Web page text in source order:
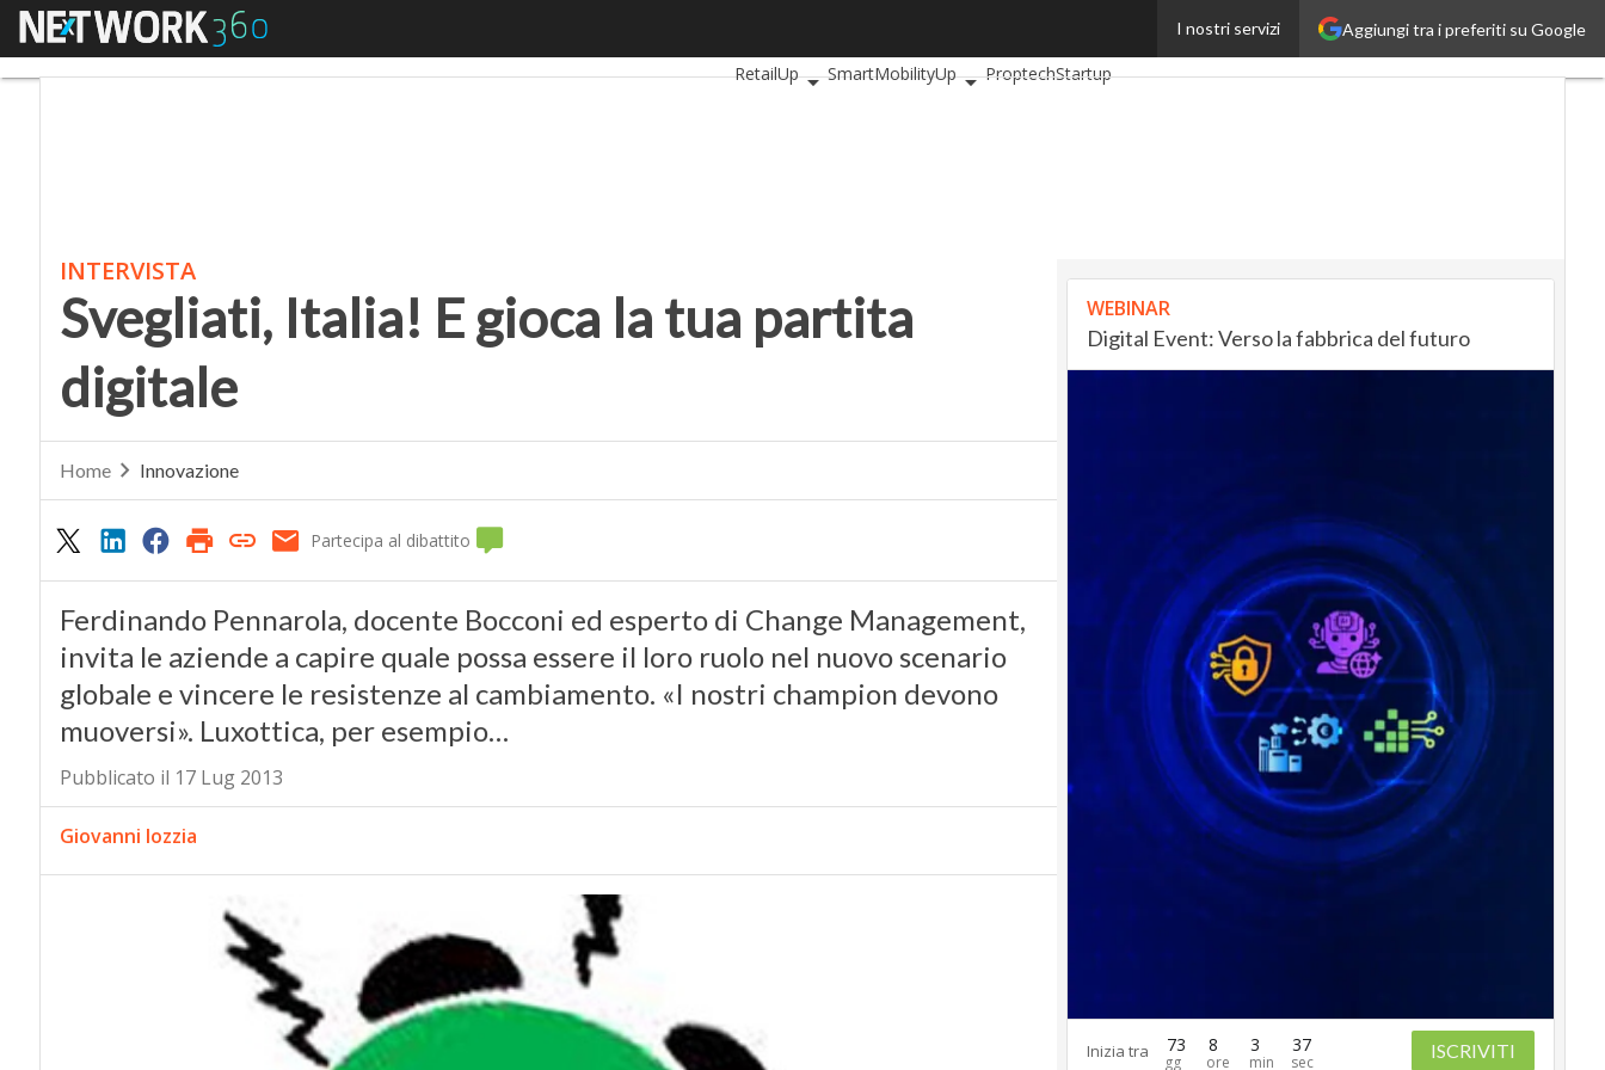
Aggiungi tra i preferiti su Google
I nostri servizi
Menu
InsuranceUp
RetailUp
SmartMobilityUp ProptechStartup
INTERVISTA
Svegliati, Italia! E gioca la tua partita
digitale
Home Innovazione
Partecipa al dibattito
Ferdinando Pennarola, docente Bocconi ed esperto di Change Management,
invita le aziende a capire quale possa essere il loro ruolo nel nuovo scenario
globale e vincere le resistenze al cambiamento. «I nostri champion devono
muoversi». Luxottica, per esempio…
Pubblicato il 17 Lug 2013
Giovanni Iozzia
WEBINAR
Digital Event: Verso la fabbrica del futuro
Inizia tra 73 8 3 36 ISCRIVITI